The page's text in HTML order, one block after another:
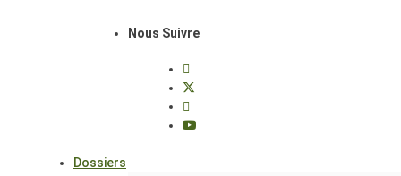
Nous Suivre
Dossiers